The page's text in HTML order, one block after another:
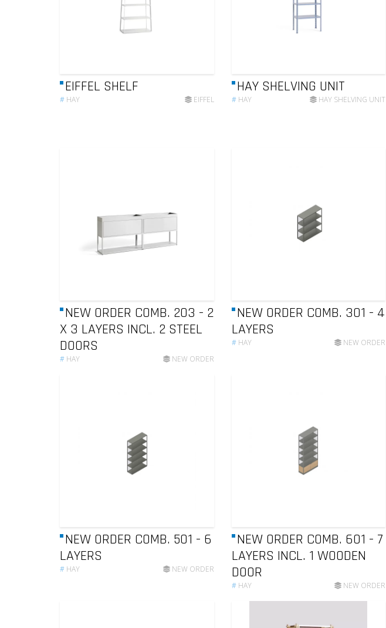
EIFFEL SHELF
# HAY EIFFEL
HAY SHELVING UNIT
# HAY HAY SHELVING UNIT
NEW ORDER COMB. 203 - 2
X 3 LAYERS INCL. 2 STEEL
DOORS
# HAY NEW ORDER
NEW ORDER COMB. 301 - 4
LAYERS
# HAY NEW ORDER
NEW ORDER COMB. 501 - 6
LAYERS
# HAY NEW ORDER
NEW ORDER COMB. 601 - 7
LAYERS INCL. 1 WOODEN
DOOR
# HAY NEW ORDER